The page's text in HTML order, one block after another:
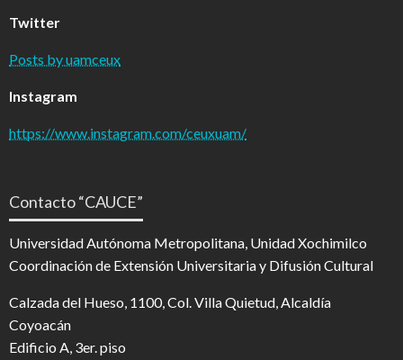
Twitter
Posts by uamceux
Instagram
https://www.instagram.com/ceuxuam/
Contacto “CAUCE”
Universidad Autónoma Metropolitana, Unidad Xochimilco
Coordinación de Extensión Universitaria y Difusión Cultural
Calzada del Hueso, 1100, Col. Villa Quietud, Alcaldía
Coyoacán
Edificio A, 3er. piso